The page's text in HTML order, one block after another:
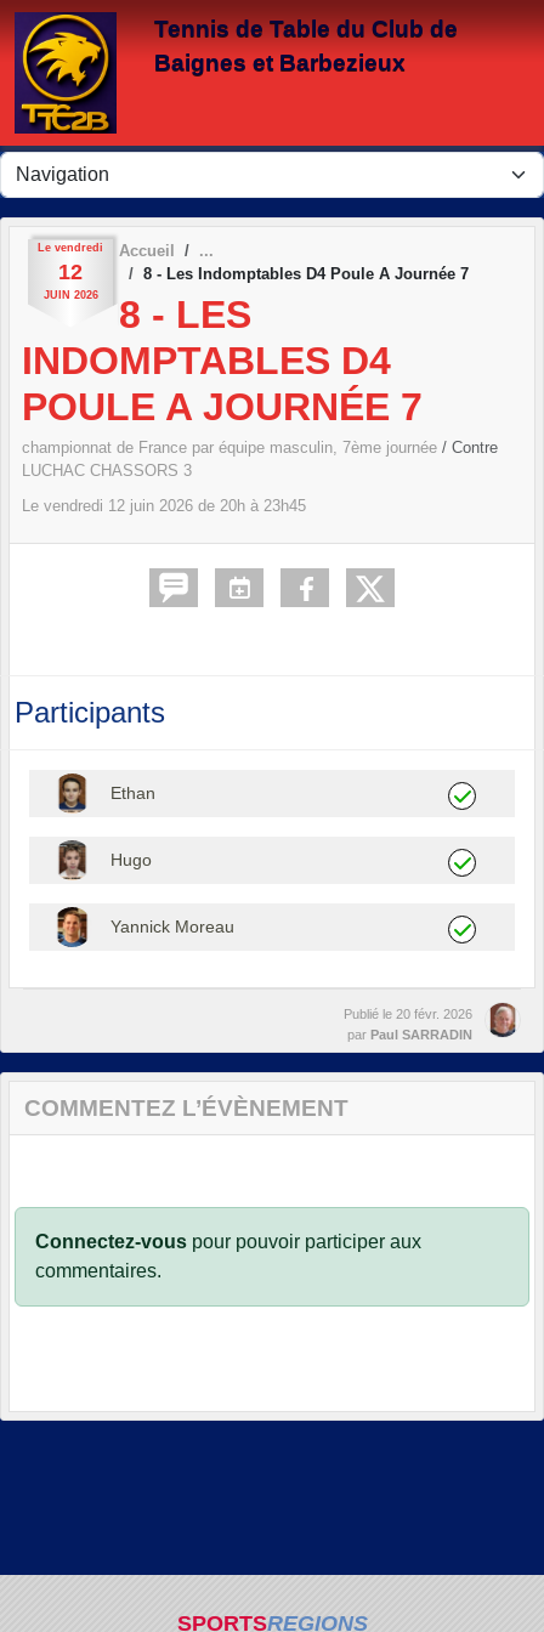
Tennis de Table du Club de
Baignes et Barbezieux
Le vendredi
12
JUIN 2026
Accueil
8 - Les Indomptables D4 Poule A Journée 7
8 - LES
INDOMPTABLES D4
POULE A JOURNÉE 7
championnat de France par équipe masculin, 7ème journée / Contre
LUCHAC CHASSORS 3
Le vendredi 12 juin 2026 de 20h à 23h45
Participants
Ethan
Hugo
Yannick Moreau
Publié le 20 févr. 2026
par Paul SARRADIN
COMMENTEZ L’ÉVÈNEMENT
Connectez-vous pour pouvoir participer aux
commentaires.
SPORTSREGIONS
Panneau de gestion des cookies